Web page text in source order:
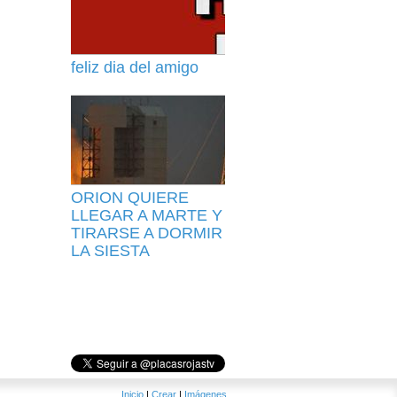
feliz dia del amigo
ORION QUIERE
LLEGAR A MARTE Y
TIRARSE A DORMIR
LA SIESTA
Inicio | Crear | Imágenes